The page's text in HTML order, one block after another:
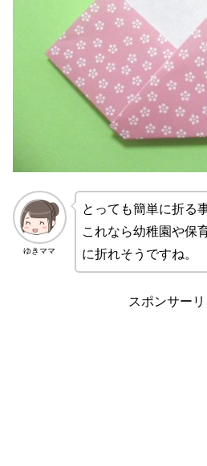
ゆきママ
とっても簡単に折る
これなら幼稚園や保
に折れそうですね。
スポンサー